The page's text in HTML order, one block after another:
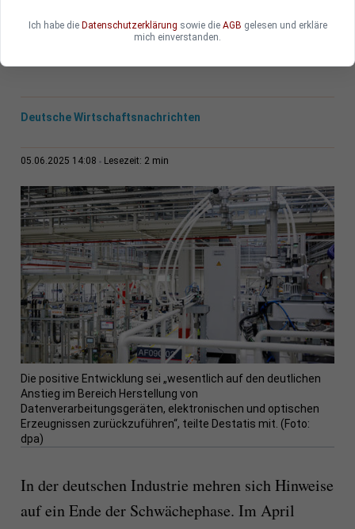
mehr Aufträge verzeichnet. Analysten sind von
dem erneuten Anstieg überrascht.
Deutsche Wirtschaftsnachrichten
05.06.2025 14:08 Lesezeit: 2 min
Die positive Entwicklung sei „wesentlich auf den deutlichen
Anstieg im Bereich Herstellung von
Datenverarbeitungsgeräten, elektronischen und optischen
Erzeugnissen zurückzuführen“, teilte Destatis mit. (Foto:
dpa)
In der deutschen Industrie mehren sich Hinweise
auf ein Ende der Schwächephase. Im April
Ich habe die Datenschutzerklärung sowie die AGB gelesen und erkläre
mich einverstanden.